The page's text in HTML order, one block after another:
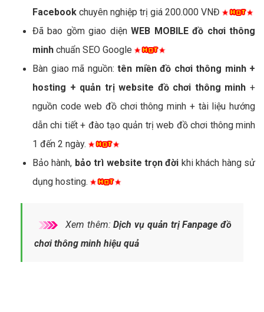
Facebook chuyên nghiệp trị giá 200.000 VNĐ
Đã bao gồm giao diệnWEB MOBILE đồ chơi thông
minh chuẩn SEO Google
Bàn giao mã nguồn: tên miền đồ chơi thông minh +
hosting + quản trị website đồ chơi thông minh +
nguồn code web đồ chơi thông minh + tài liệu hướng
dẫn chi tiết + đào tạo quản trị web đồ chơi thông minh
1 đến 2 ngày.
Bảo hành, bảo trì website trọn đời khi khách hàng sử
dụng hosting.
Xem thêm:Dịch vụ quản trị Fanpage đồ
chơi thông minh hiệu quả